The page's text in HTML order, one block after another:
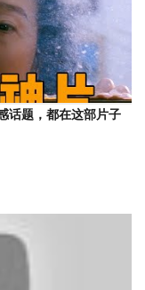
话题，都在这部片子